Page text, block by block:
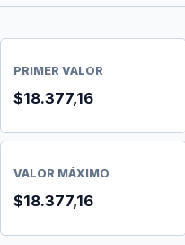
PRIMER VALOR
$18.377,16
VALOR MÁXIMO
$18.377,16